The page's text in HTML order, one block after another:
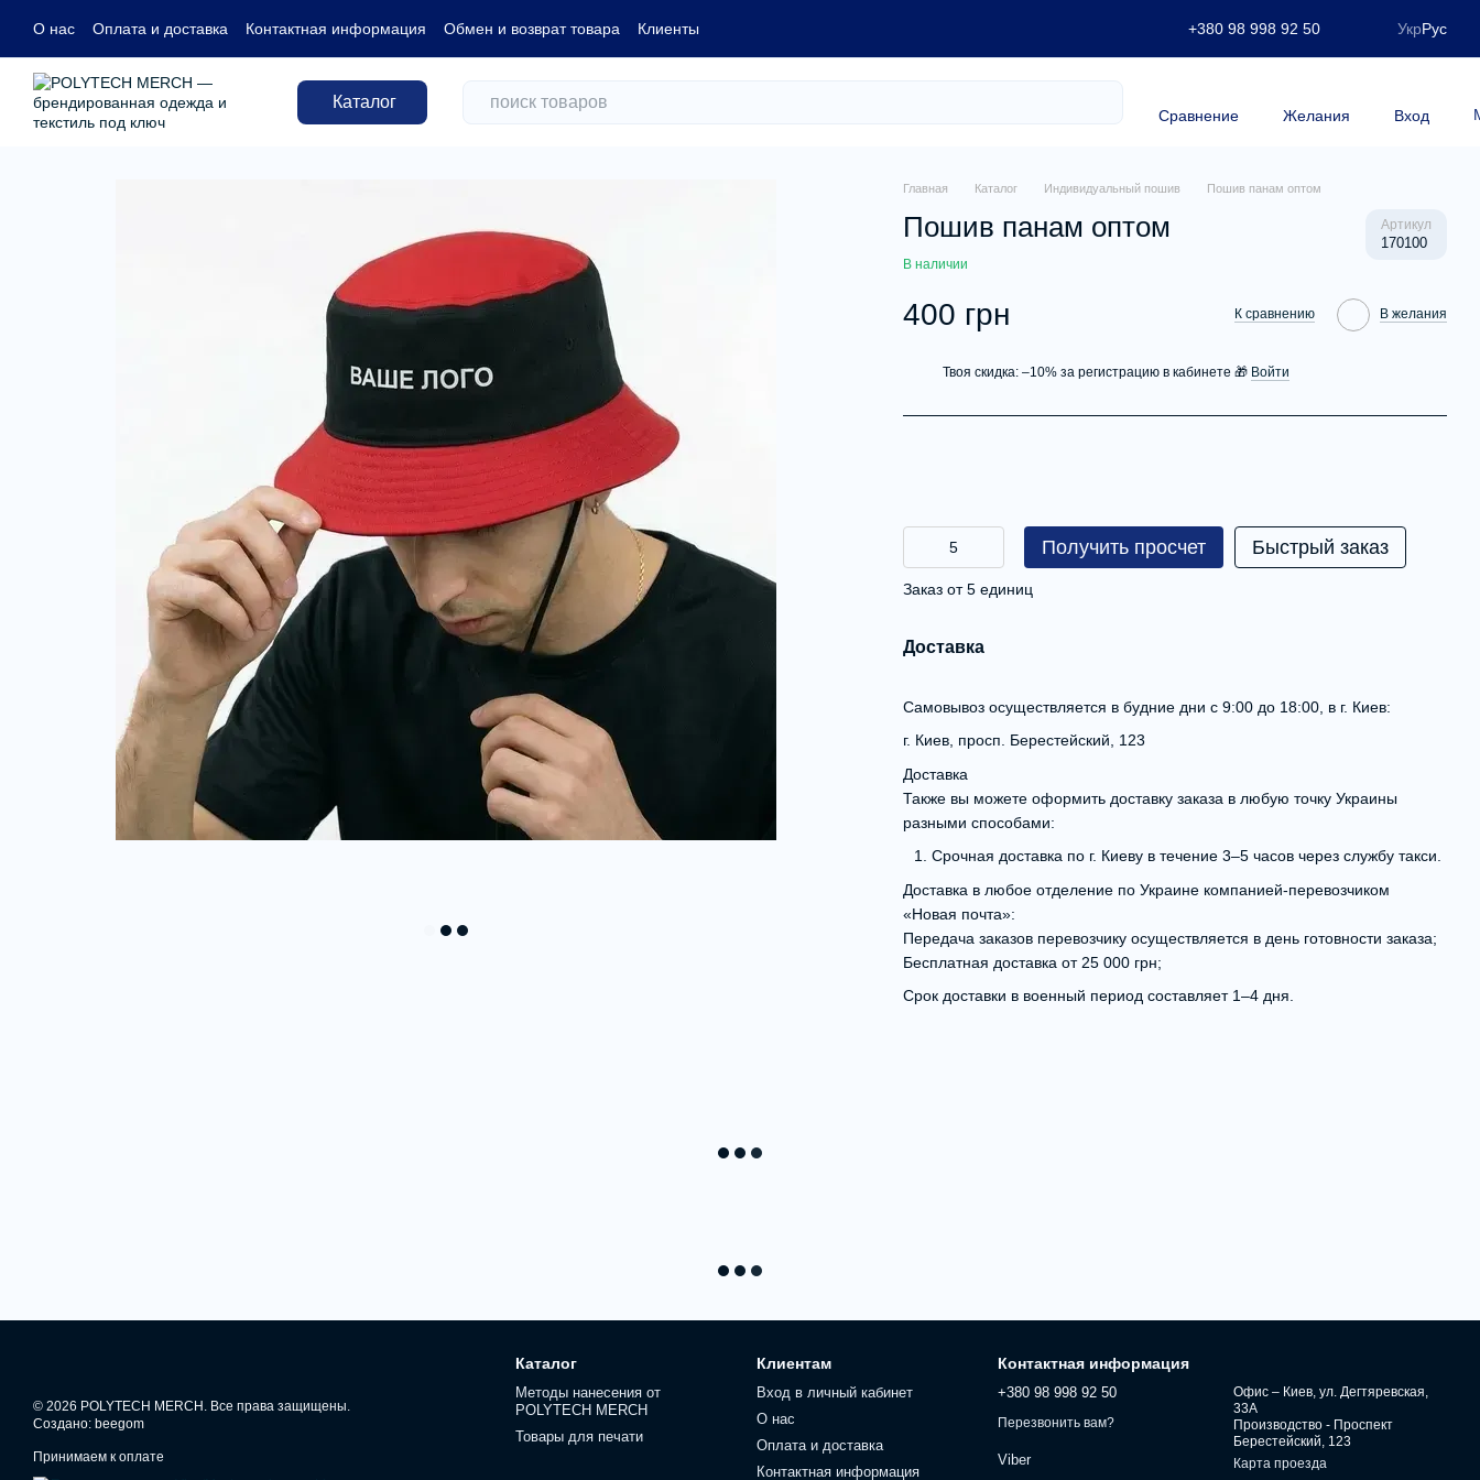
О нас Оплата и доставка Контактная информация Обмен и возврат товара Клиенты +380 98 998 92 50 УкрРус
Каталог
Сравнение Желания Вход
Главная Каталог Индивидуальный пошив Пошив панам оптом
Пошив панам оптом Артикул
170100
В наличии
400 грн К сравнению В желания
Твоя скидка: –10% за регистрацию в кабинете 🎁 Войти
Получить просчет Быстрый заказ
Заказ от 5 единиц
Доставка
Самовывоз осуществляется в будние дни с 9:00 до 18:00, в г. Киев:
г. Киев, просп. Берестейский, 123
Доставка
Также вы можете оформить доставку заказа в любую точку Украины
разными способами:
Срочная доставка по г. Киеву в течение 3–5 часов через службу такси.
Доставка в любое отделение по Украине компанией-перевозчиком
«Новая почта»:
Передача заказов перевозчику осуществляется в день готовности заказа;
Бесплатная доставка от 25 000 грн;
Срок доставки в военный период составляет 1–4 дня.
© 2026 POLYTECH MERCH. Все права защищены.
Создано: beegom
Принимаем к оплате
Каталог
Методы нанесения от
POLYTECH MERCH
Товары для печати
Клиентам
Вход в личный кабинет
О нас
Оплата и доставка
Контактная информация
Контактная информация
+380 98 998 92 50
Перезвонить вам?
Viber
Офис – Киев, ул. Дегтяревская,
33А
Производство - Проспект
Берестейский, 123
Карта проезда